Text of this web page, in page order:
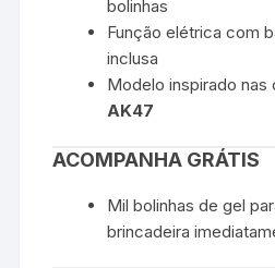
bolinhas
Função elétrica com
inclusa
Modelo inspirado nas
AK47
ACOMPANHA GRÁTIS
Mil bolinhas de gel
brincadeira